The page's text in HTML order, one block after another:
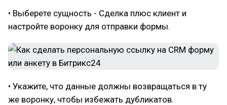
• Выберете сущность - Сделка плюс клиент и
настройте воронку для отправки формы.
• Укажите, что данные должны возвращаться в ту
же воронку, чтобы избежать дубликатов.